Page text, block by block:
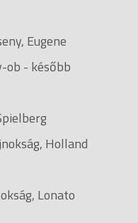
Eugene
ob - később
Holland
Lonato